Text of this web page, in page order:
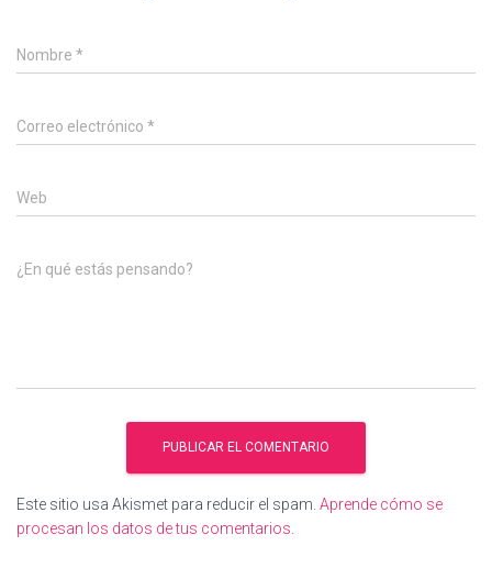
Nombre *
Correo electrónico *
Web
¿En qué estás pensando?
Este sitio usa Akismet para reducir el spam. Aprende cómo se
procesan los datos de tus comentarios.